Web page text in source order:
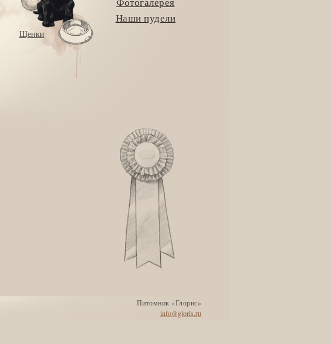
Щенки
Наши пудели
Питомник «Глорис»
info@gloris.ru